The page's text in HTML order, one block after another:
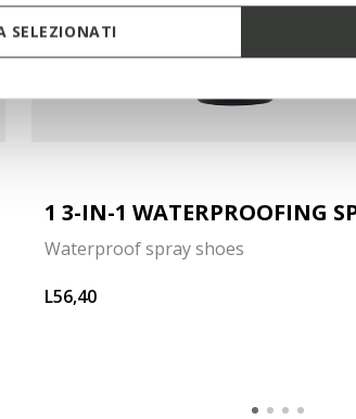
SELEZIONATI
1 3-IN-1 WATERPROOFING
Waterproof spray shoes
L56,40